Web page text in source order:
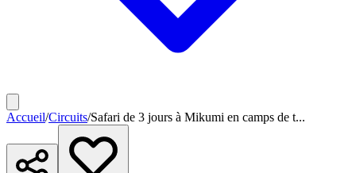
Accueil/Circuits/Safari de 3 jours à Mikumi en camps de t...